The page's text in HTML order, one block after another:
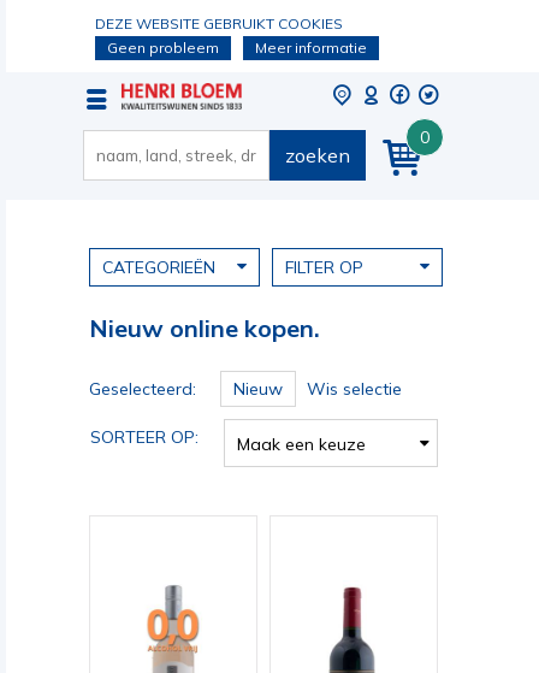
DEZE WEBSITE GEBRUIKT COOKIES
Geen probleem
Meer informatie
0
zoeken
CATEGORIEËN FILTER OP
Nieuw online kopen.
Geselecteerd: Nieuw Wis selectie
SORTEER OP: Maak een keuze